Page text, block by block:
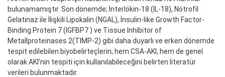
bulunamamıştır. Son dönemde; İnterlökin-18 (IL-18), Nötrofil
Gelatinaz ile İlişkili Lipokalin (NGAL), İnsulin-like Growth Factor-
Binding Protein 7 (IGFBP7 ) ve Tissue Inhibitor of
Metallproteinases 2(TIMP-2) gibi daha duyarlı ve erken dönemde
tespit edilebilen biyobelirteçlerin; hem CSA-AKI, hem de genel
olarak AKI’nin tespiti için kullanılabileceğini belirten literatür
verileri bulunmaktadır.